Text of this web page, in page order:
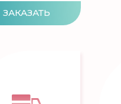
ЗАКАЗАТЬ